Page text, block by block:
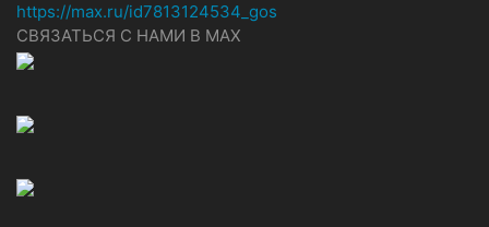
https://max.ru/id7813124534_gos
СВЯЗАТЬСЯ С НАМИ В МАХ